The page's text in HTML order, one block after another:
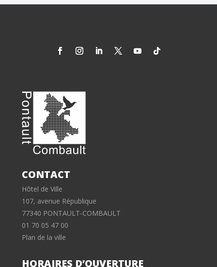
CONTACT
Hôtel de Ville
107, avenue République
77340 PONTAULT-COMBAULT
01 70 05 47 00
Plan de la ville
HORAIRES D’OUVERTURE